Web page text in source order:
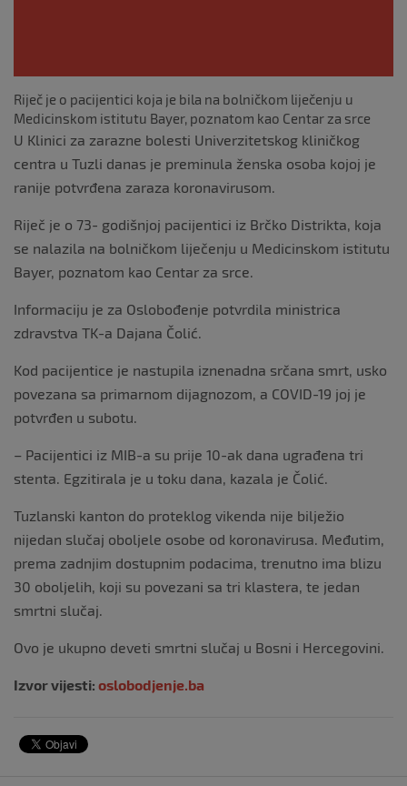
Riječ je o pacijentici koja je bila na bolničkom liječenju u
Medicinskom istitutu Bayer, poznatom kao Centar za srce
U Klinici za zarazne bolesti Univerzitetskog kliničkog
centra u Tuzli danas je preminula ženska osoba kojoj je
ranije potvrđena zaraza koronavirusom.
Riječ je o 73- godišnjoj pacijentici iz Brčko Distrikta, koja
se nalazila na bolničkom liječenju u Medicinskom istitutu
Bayer, poznatom kao Centar za srce.
Informaciju je za Oslobođenje potvrdila ministrica
zdravstva TK-a Dajana Čolić.
Kod pacijentice je nastupila iznenadna srčana smrt, usko
povezana sa primarnom dijagnozom, a COVID-19 joj je
potvrđen u subotu.
– Pacijentici iz MIB-a su prije 10-ak dana ugrađena tri
stenta. Egzitirala je u toku dana, kazala je Čolić.
Tuzlanski kanton do proteklog vikenda nije bilježio
nijedan slučaj oboljele osobe od koronavirusa. Međutim,
prema zadnjim dostupnim podacima, trenutno ima blizu
30 oboljelih, koji su povezani sa tri klastera, te jedan
smrtni slučaj.
Ovo je ukupno deveti smrtni slučaj u Bosni i Hercegovini.
Izvor vijesti: oslobodjenje.ba